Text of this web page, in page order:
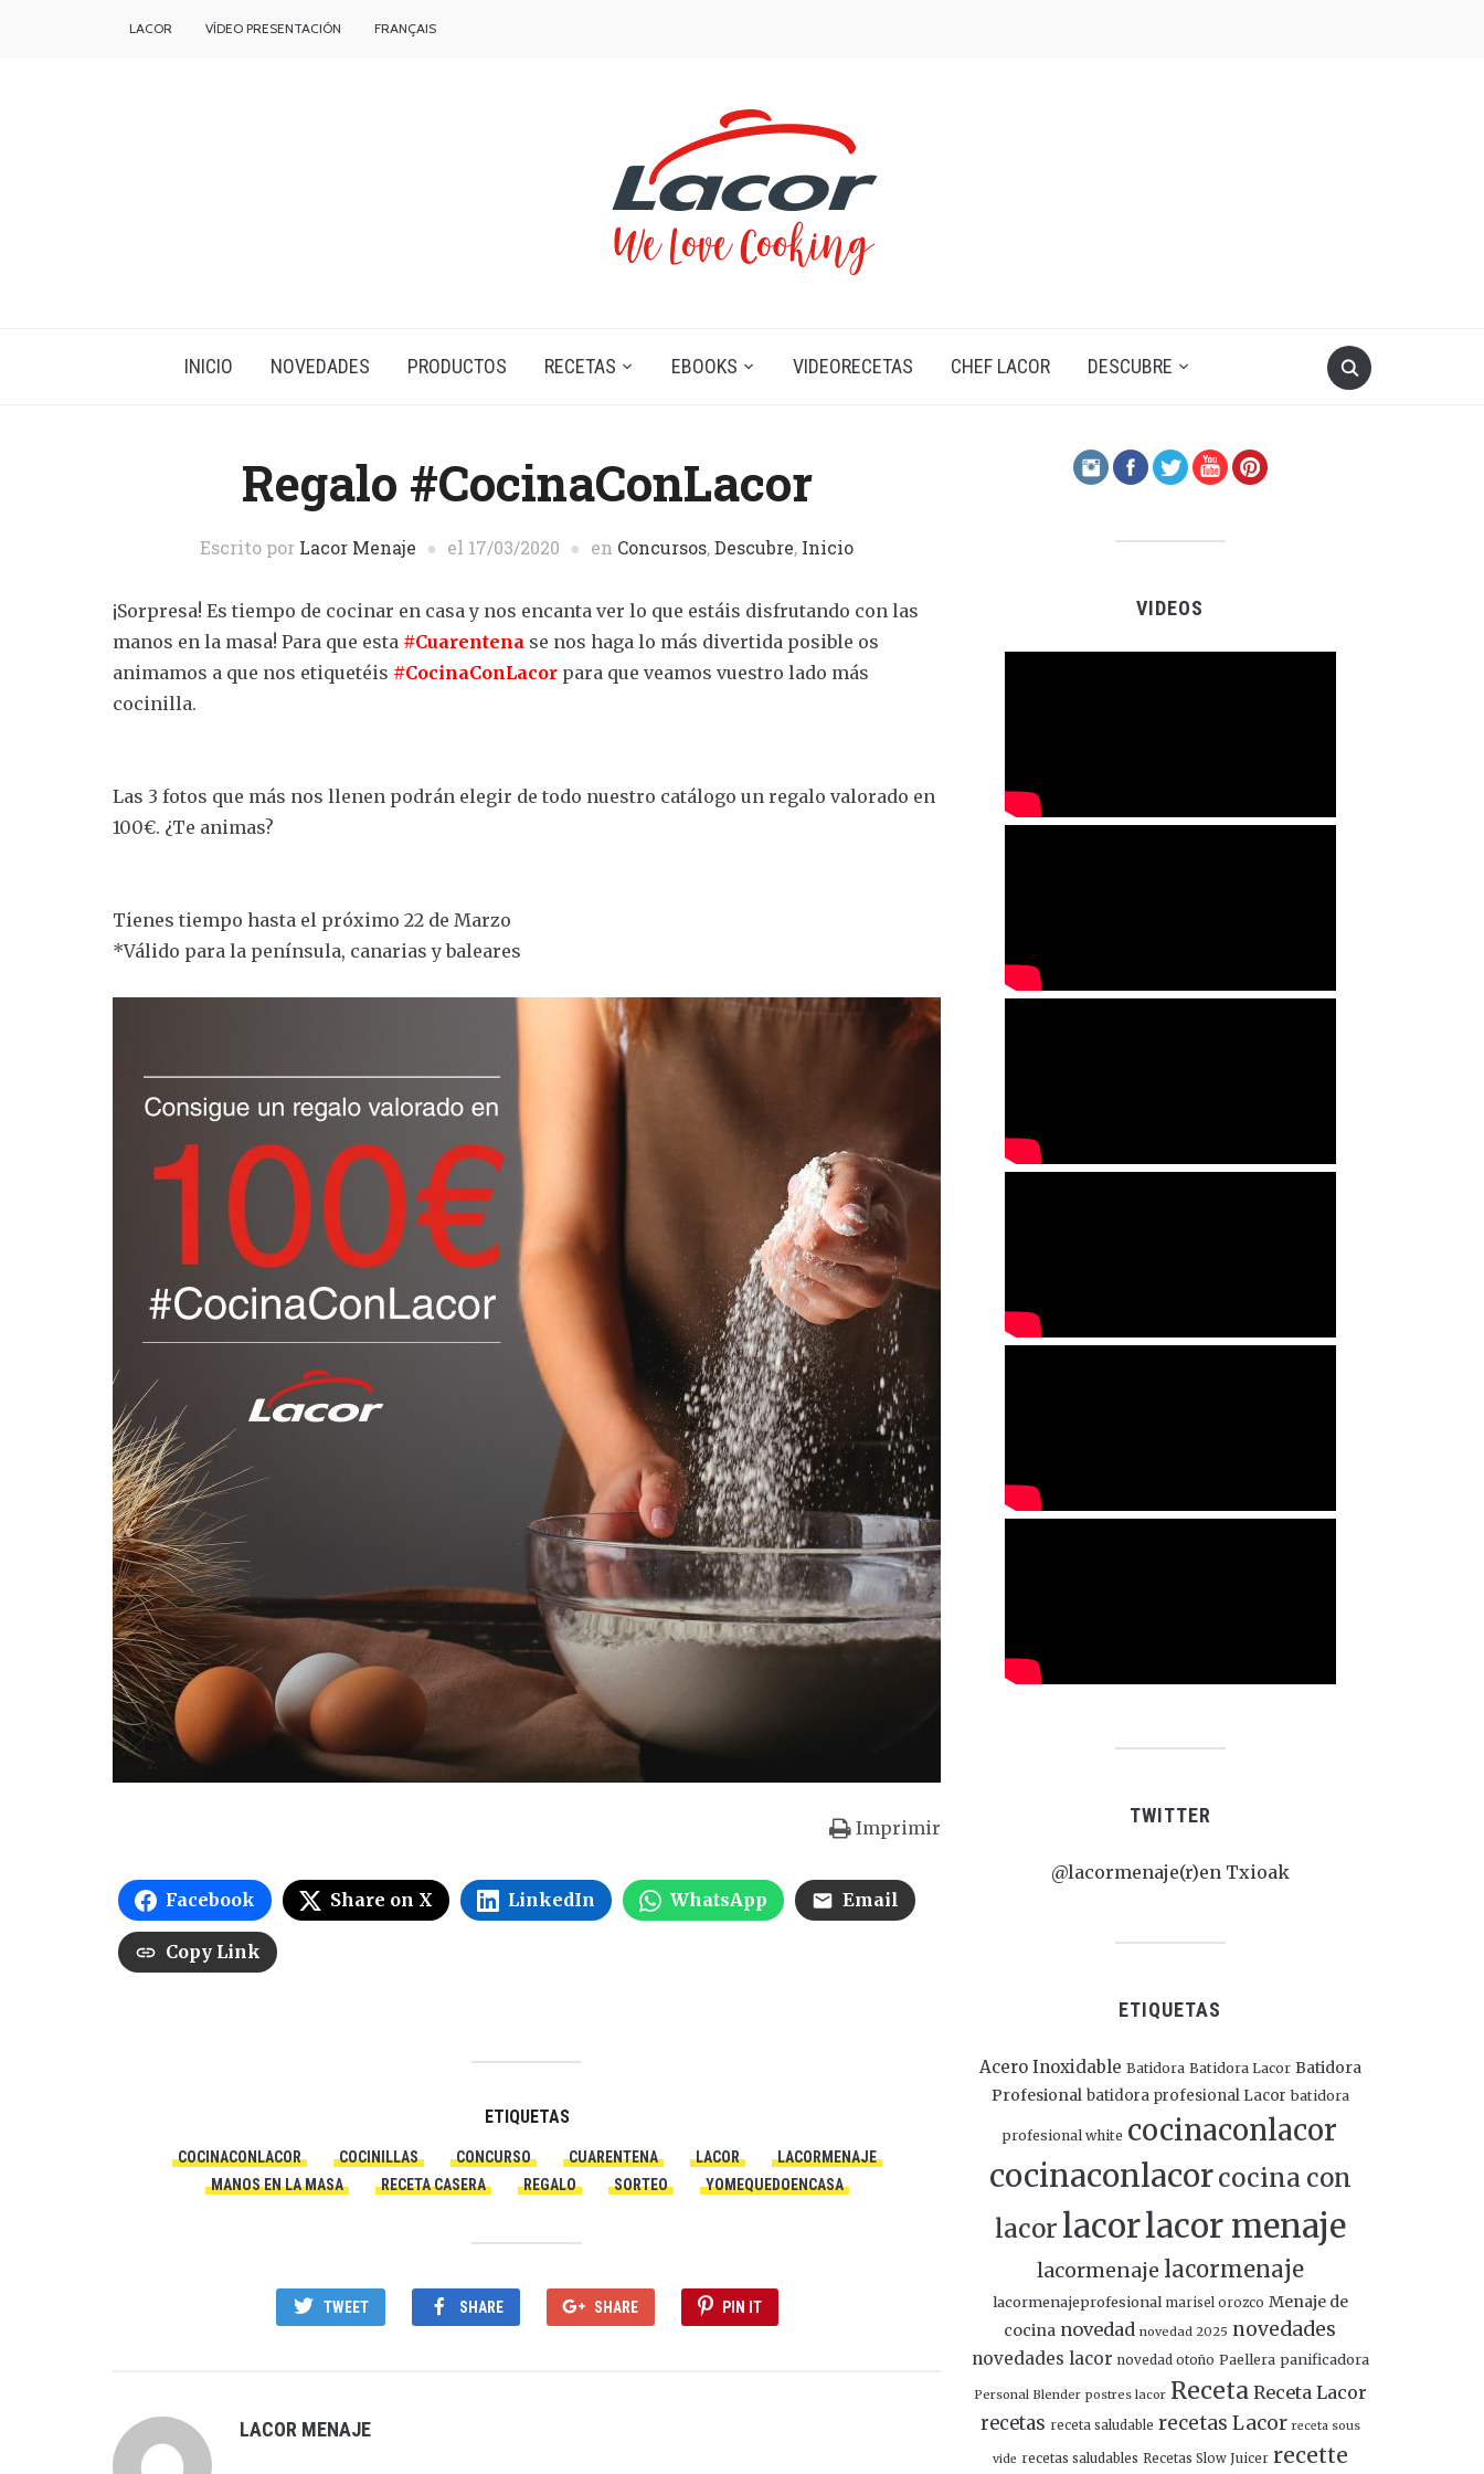
LACOR VÍDEO PRESENTACIÓN FRANÇAIS
INICIO NOVEDADES PRODUCTOS RECETAS EBOOKS VIDEORECETAS CHEF LACOR DESCUBRE
Regalo #CocinaConLacor
Escrito por Lacor Menaje el 17/03/2020 en Concursos,Descubre, Inicio
¡Sorpresa! Es tiempo de cocinar en casa y nos encanta ver lo que estáis disfrutando con las
manos en la masa! Para que esta #Cuarentena se nos haga lo más divertida posible os
animamos a que nos etiquetéis #CocinaConLacor para que veamos vuestro lado más
cocinilla.
Las 3 fotos que más nos llenen podrán elegir de todo nuestro catálogo un regalo valorado en
100€. ¿Te animas?
Tienes tiempo hasta el próximo 22 de Marzo
*Válido para la península, canarias y baleares
Imprimir
Facebook Share on X LinkedIn WhatsApp Email
Copy Link
ETIQUETAS
COCINACONLACOR COCINILLAS CONCURSO CUARENTENA LACOR
LACORMENAJE
MANOS EN LA MASA
RECETA CASERA REGALO SORTEO YOMEQUEDOENCASA
TWEET SHARE SHARE PIN IT
LACOR MENAJE
VIDEOS
TWITTER
@lacormenaje(r)en Txioak
ETIQUETAS
Acero Inoxidable Batidora Batidora Lacor Batidora
Profesional batidora profesional Lacor batidora
profesional white cocinaconlacor
cocinaconlacorcocina con
lacor lacorlacor menaje
lacormenaje lacormenaje
lacormenajeprofesional marisel orozco Menaje de
cocina novedad novedad 2025 novedades
novedades lacor novedad otoño Paellera panificadora
Personal Blender postres lacor Receta Receta Lacor
recetas receta saludable recetas Lacor receta sous
vide recetas saludables Recetas Slow Juicer recette